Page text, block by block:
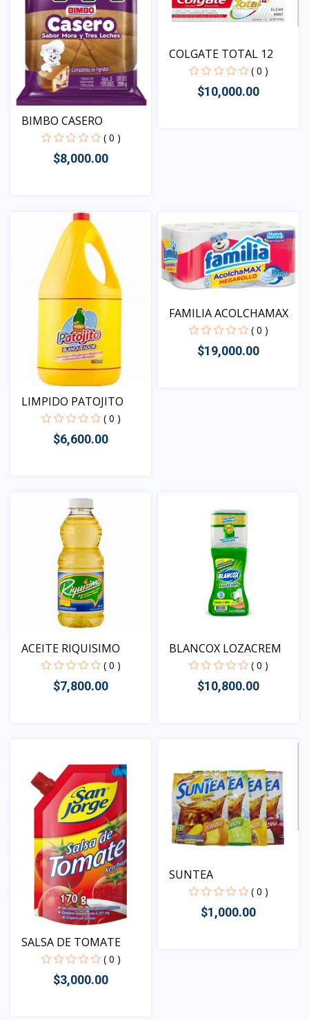
BIMBO CASERO
( 0 )
$8,000.00
Vista
COLGATE TOTAL 12
( 0 )
$10,000.00
LIMPIDO PATOJITO
( 0 )
$6,600.00
FAMILIA ACOLCHAMAX
( 0 )
$19,000.00
ACEITE RIQUISIMO
( 0 )
$7,800.00
BLANCOX LOZACREM
( 0 )
$10,800.00
SALSA DE TOMATE
( 0 )
$3,000.00
SUNTEA
( 0 )
$1,000.00